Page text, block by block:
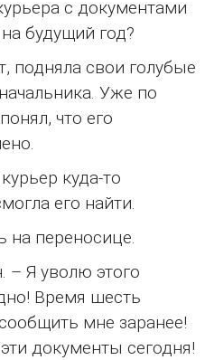
с документами
будущий год?
подняла свои голубые
Уже по
что его
куда-то
его найти.
на переносице.
– Я уволю этого
Время шесть
мне заранее!
документы сегодня!